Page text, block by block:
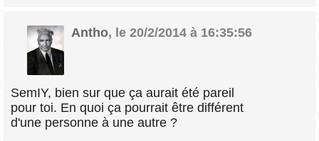
Antho, le 20/2/2014 à 16:35:56
SemIY, bien sur que ça aurait été pareil
pour toi. En quoi ça pourrait être différent
d'une personne à une autre ?